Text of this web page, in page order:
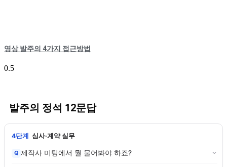
영상 발주의 4가지 접근방법
발주의 정석 12문답
4단계 심사·계약 실무
Q 제작사 미팅에서 뭘 물어봐야 하죠?